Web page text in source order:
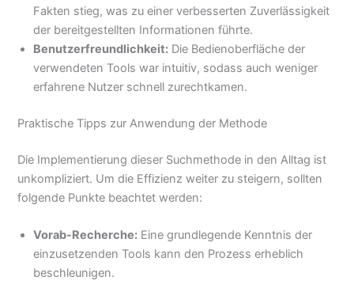
Fakten stieg, was zu einer verbesserten Zuverlässigkeit
der bereitgestellten Informationen führte.
Benutzerfreundlichkeit: Die Bedienoberfläche der
verwendeten Tools war intuitiv, sodass auch weniger
erfahrene Nutzer schnell zurechtkamen.
Praktische Tipps zur Anwendung der Methode
Die Implementierung dieser Suchmethode in den Alltag ist
unkompliziert. Um die Effizienz weiter zu steigern, sollten
folgende Punkte beachtet werden:
Vorab-Recherche: Eine grundlegende Kenntnis der
einzusetzenden Tools kann den Prozess erheblich
beschleunigen.